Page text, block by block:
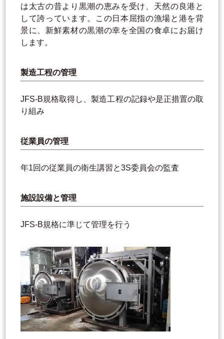
は太古の昔より黒潮の恵みを受け、天然の良港と
して誇っています。この日本屈指の漁場と港を背
景に、新鮮素材の黒潮の幸を全国の食卓にお届け
します。
製造工程の管理
JFS-B規格取得し、製造工程の記録や是正措置の取
り組み
従業員の管理
年1回の従業員の衛生講習と3S委員会の監査
施設設備と管理
JFS-B規格に準じて管理を行う